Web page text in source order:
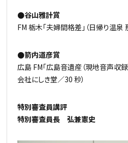
●谷山雅計賞
FM 栃木「夫婦間格差」（日帰り温泉
●箭内道彦賞
広島 FM「広島音遺産（現地音声収
会社にしき堂／30 秒）
特別審査員講評
特別審査員長 弘兼憲史